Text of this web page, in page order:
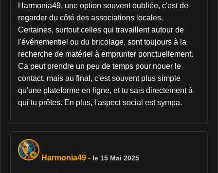
Harmonia49, une option souvent oubliée, c'est de
regarder du côté des associations locales.
Certaines, surtout celles qui travaillent autour de
l'événementiel ou du bricolage, sont toujours à la
recherche de matériel à emprunter ponctuellement.
Ca peut prendre un peu de temps pour nouer le
contact, mais au final, c'est souvent plus simple
qu'une plateforme en ligne, et tu sais directement à
qui tu prêtes. En plus, l'aspect social est sympa.
Harmonia49 - le 15 Mai 2025